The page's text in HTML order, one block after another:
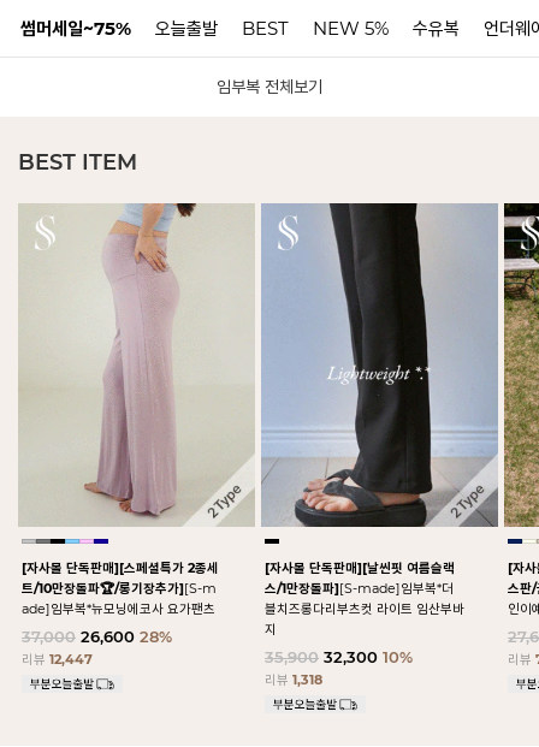
썸머세일~75% 오늘출발 BEST NEW 5% 수유복 언더웨
임부복 전체보기
BEST ITEM
[자사몰 단독판매][스페셜특가 2종세
트/10만장돌파🏆/롱기장추가][S-m
ade]임부복*뉴모닝에코사 요가팬츠
37,000 26,600 28%
리뷰 12,447
[자사몰 단독판매][날씬핏 여름슬랙
스/1만장돌파][S-made]임부복*더
블치즈롱다리부츠컷 라이트 임산부바
지
35,900 32,300 10%
리뷰1,318
[자
스판
인이
리뷰